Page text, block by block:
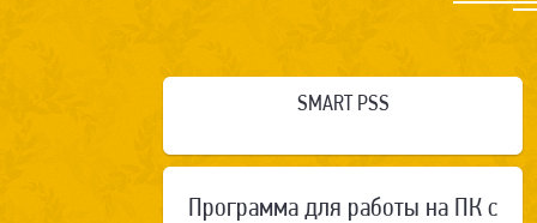
SMART PSS
Программа для работы на ПК с